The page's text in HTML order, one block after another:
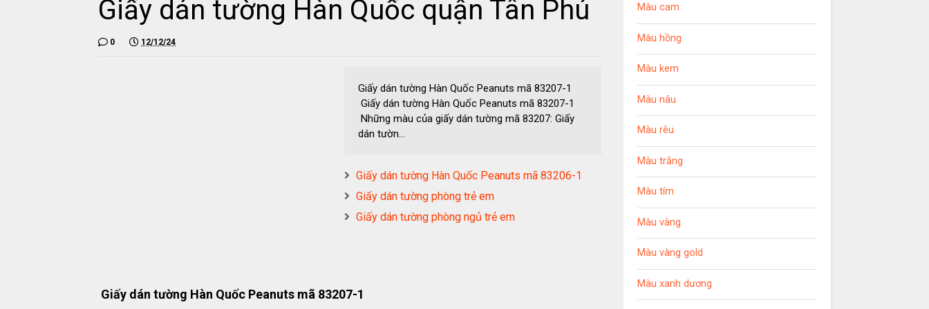
Giấy dán tường Hàn Quốc quận Tân Phú
0 12/12/24
Giấy dán tường Hàn Quốc Peanuts mã 83207-1
Giấy dán tường Hàn Quốc Peanuts mã 83207-1
Những màu của giấy dán tường mã 83207: Giấy
dán tườn...
Giấy dán tường Hàn Quốc Peanuts mã 83206-1
Giấy dán tường phòng trẻ em
Giấy dán tường phòng ngủ trẻ em
Giấy dán tường Hàn Quốc Peanuts mã 83207-1
Màu cam
Màu hồng
Màu kem
Màu nâu
Màu rêu
Màu trắng
Màu tím
Màu vàng
Màu vàng gold
Màu xanh dương